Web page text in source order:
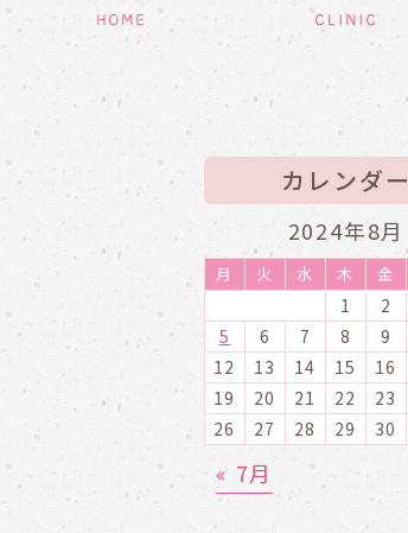
HOME CLINIC
カレンダー
2024年8月
月 火 水 木 金
1 2
5
6 7 8 9
12
13 14 15 16
19
20 21 22 23
26
27 28 29 30
« 7月